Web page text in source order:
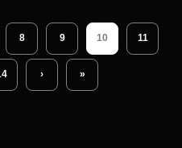
8 9 10 11
› »